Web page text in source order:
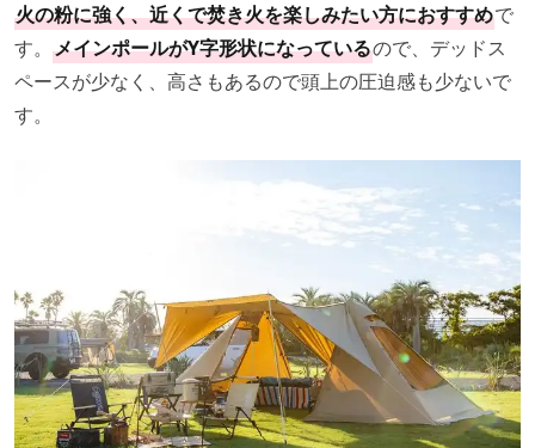
火の粉に強く、近くで焚き火を楽しみたい方におすすめで
す。 メインポールがY字形状になっているので、デッドス
ペースが少なく、高さもあるので頭上の圧迫感も少ないで
す。